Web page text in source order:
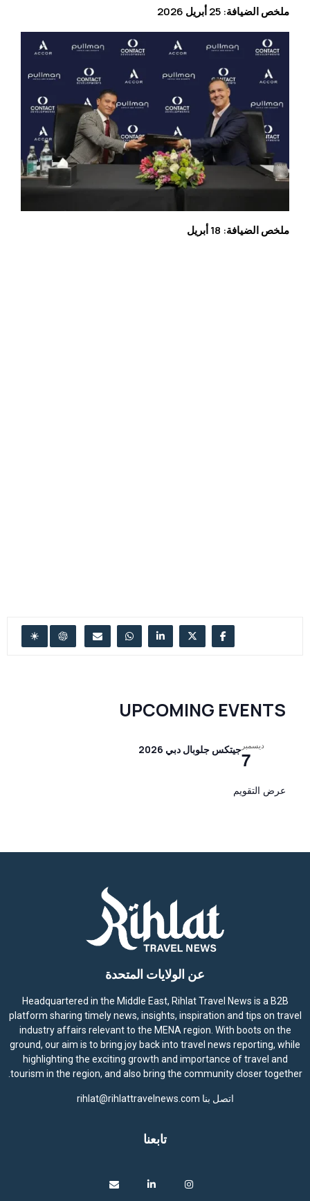
ملخص الضيافة: 25 أبريل 2026
ملخص الضيافة: 18 أبريل
UPCOMING EVENTS
ديسمبر
7جيتكس جلوبال دبي 2026
عرض التقويم
عن الولايات المتحدة
Headquartered in the Middle East, Rihlat Travel News is a B2B
platform sharing timely news, insights, inspiration and tips on travel
industry affairs relevant to the MENA region. With boots on the
ground, our aim is to bring joy back into travel news reporting, while
highlighting the exciting growth and importance of travel and
tourism in the region, and also bring the community closer together.
اتصل بنا rihlat@rihlattravelnews.com
تابعنا